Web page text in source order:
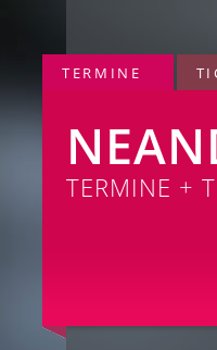
TERMINE
TERMINE +